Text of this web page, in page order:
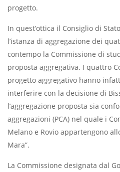
progetto.
In quest’ottica il Consiglio di
l’istanza di aggregazione dei
contempo la Commissione di
proposta aggregativa. I quattro
progetto aggregativo hanno
interferire con la decisione di
l’aggregazione proposta sia
aggregazioni (PCA) nel quale i
Melano e Rovio appartengono
Mara”.
La Commissione designata dal